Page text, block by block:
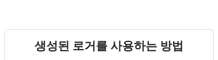
생성된 로거를 사용하는 방법